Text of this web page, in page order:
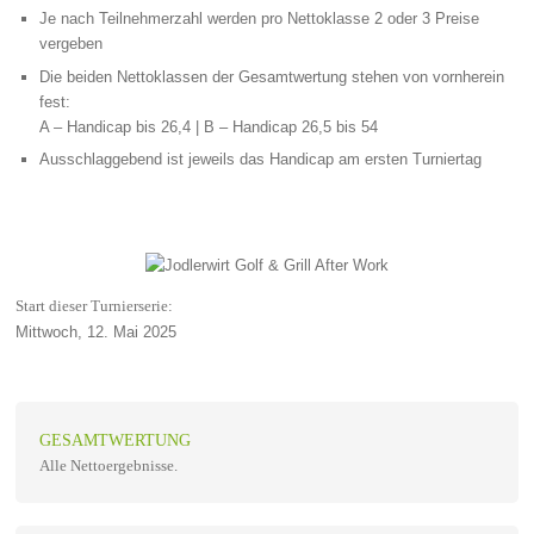
Je nach Teilnehmerzahl werden pro Nettoklasse 2 oder 3 Preise
vergeben
Die beiden Nettoklassen der Gesamtwertung stehen von vornherein
fest:
A – Handicap bis 26,4 | B – Handicap 26,5 bis 54
Ausschlaggebend ist jeweils das Handicap am ersten Turniertag
Start dieser Turnierserie:
Mittwoch, 12. Mai 2025
GESAMTWERTUNG
Alle Nettoergebnisse.